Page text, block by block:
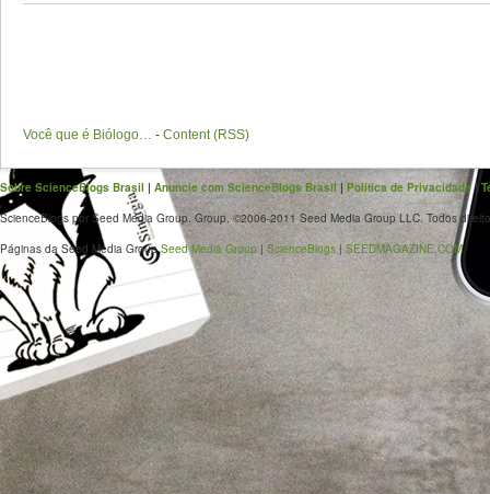
Você que é Biólogo… - Content (RSS)
Sobre ScienceBlogs Brasil | Anuncie com ScienceBlogs Brasil|Política de Privacidade|
ScienceBlogs por Seed Media Group. Group. ©2006-2011 Seed Media Group LLC. Todos
Páginas da Seed Media GroupSeed Media Group | ScienceBlogs | SEEDMAGAZINE.COM